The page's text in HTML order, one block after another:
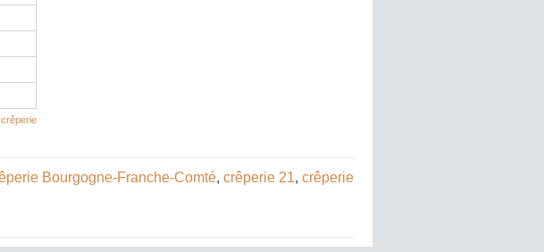
Bourgogne-Franche-Comté, crêperie 21, crêperie